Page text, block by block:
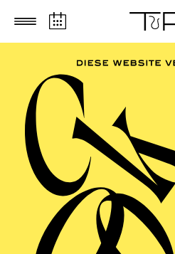
Zum Hauptinhalt springen
PHILHARMONIE ESSEN
Friday
04.09.2026